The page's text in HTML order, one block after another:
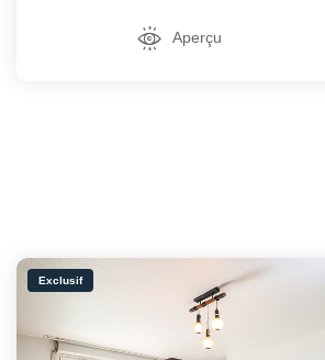
Aperçu
Exclusif